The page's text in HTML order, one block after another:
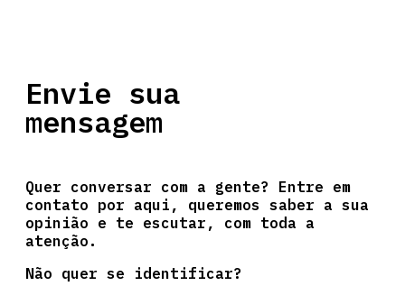
Envie sua
mensagem
Quer conversar com a gente? Entre em
contato por aqui, queremos saber a sua
opinião e te escutar, com toda a
atenção.
Não quer se identificar?